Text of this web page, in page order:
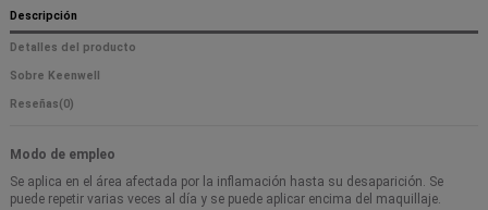
Descripción
Detalles del producto
Sobre Keenwell
Reseñas(0)
Modo de empleo
Se aplica en el área afectada por la inflamación hasta su desaparición. Se
puede repetir varias veces al día y se puede aplicar encima del maquillaje.